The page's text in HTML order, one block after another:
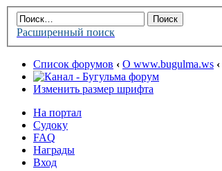
Расширенный поиск
Список форумов ‹ О www.bugulma.ws ‹
Изменить размер шрифта
На портал
Судоку
FAQ
Награды
Вход